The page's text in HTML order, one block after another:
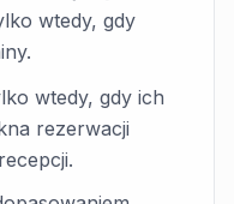
wtedy, gdy
wtedy, gdy ich
rezerwacji